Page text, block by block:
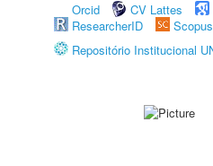
Orcid
CV Lattes
ResearcherID
Scopus
Repositório Institucional